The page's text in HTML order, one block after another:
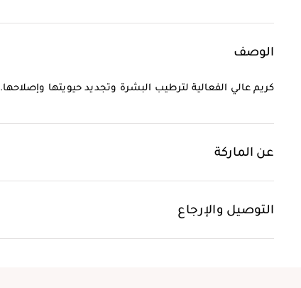
الوصف
كريم عالي الفعالية لترطيب البشرة وتجديد حيويتها وإصلاحها.
عن الماركة
التوصيل والإرجاع